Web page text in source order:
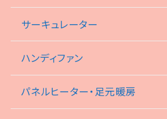
サーキュレーター
ハンディファン
パネルヒーター・足元暖房